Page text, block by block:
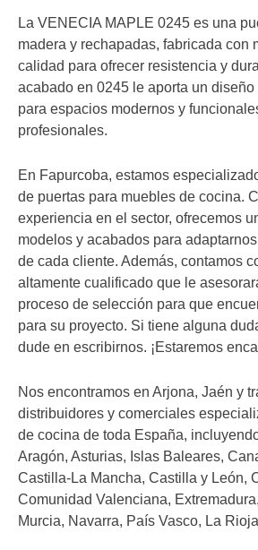
La VENECIA MAPLE 0245 es una
madera y rechapadas, fabricada con
calidad para ofrecer resistencia y
acabado en 0245 le aporta un diseño
para espacios modernos y
profesionales.
En Fapurcoba, estamos
de puertas para muebles de cocina.
experiencia en el sector, ofrecemos
modelos y acabados para
de cada cliente. Además, contamos
altamente cualificado que le
proceso de selección para que
para su proyecto. Si tiene alguna
dude en escribirnos. ¡Estaremos
Nos encontramos en Arjona, Jaén y
distribuidores y comerciales
de cocina de toda España,
Aragón, Asturias, Islas Baleares,
Castilla-La Mancha, Castilla y León,
Comunidad Valenciana,
Murcia, Navarra, País Vasco, La